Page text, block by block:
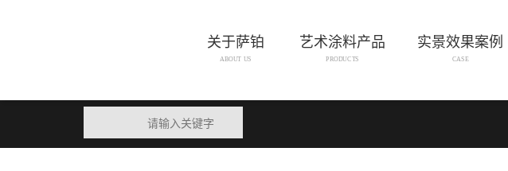
关于萨铂
ABOUT US
艺术涂料产品
PRODUCTS
实景效果案例
CASE